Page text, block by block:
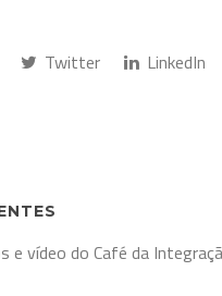
Twitter LinkedIn
e vídeo do Café da